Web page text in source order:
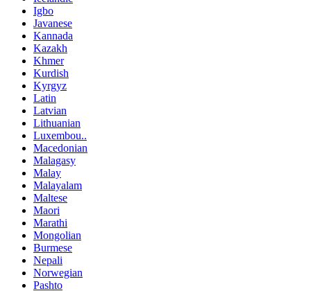
Igbo
Javanese
Kannada
Kazakh
Khmer
Kurdish
Kyrgyz
Latin
Latvian
Lithuanian
Luxembou..
Macedonian
Malagasy
Malay
Malayalam
Maltese
Maori
Marathi
Mongolian
Burmese
Nepali
Norwegian
Pashto